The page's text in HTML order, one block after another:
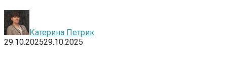
Катерина Петрик
29.10.202529.10.2025